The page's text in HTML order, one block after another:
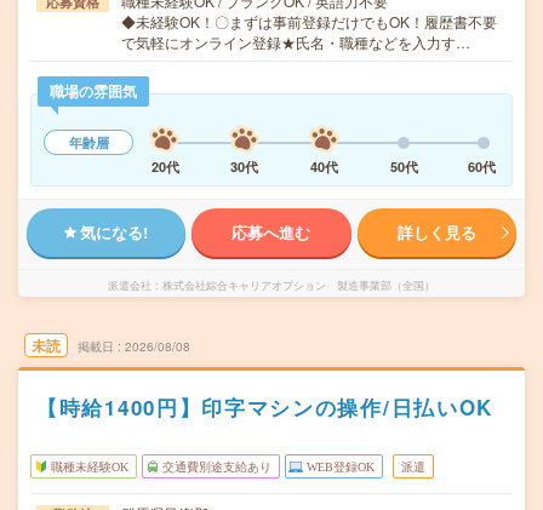
◆未経験OK！〇まずは事前登録だけでもOK！履歴書不要
で気軽にオンライン登録★氏名・職種などを入力す…
職場の雰囲気
年齢層
20代
30代 40代 50代 60代
気になる! 応募へ進む 詳しく見る
派遣会社 株式会社綜合キャリアオプション 製造事業部（全国）
未読 掲載日 2026/08/08
【時給1400円】印字マシンの操作/日払いOK
職種未経験OK 交通費別途支給あり WEB登録OK 派遣